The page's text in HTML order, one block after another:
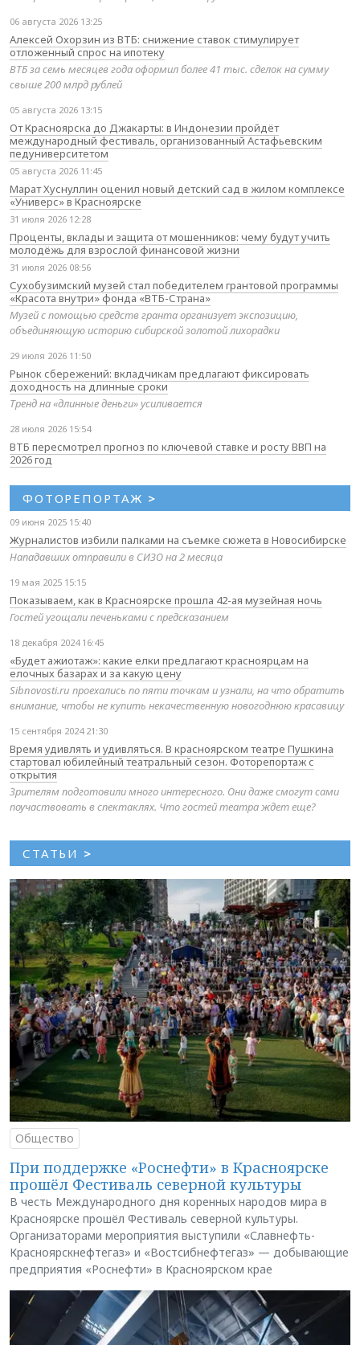
06 августа 2026 13:25
Алексей Охорзин из ВТБ: снижение ставок стимулирует
отложенный спрос на ипотеку
ВТБ за семь месяцев года оформил более 41 тыс. сделок на сумму
свыше 200 млрд рублей
05 августа 2026 13:15
От Красноярска до Джакарты: в Индонезии пройдёт
международный фестиваль, организованный Астафьевским
педуниверситетом
05 августа 2026 11:45
Марат Хуснуллин оценил новый детский сад в жилом комплексе
«Универс» в Красноярске
31 июля 2026 12:28
Проценты, вклады и защита от мошенников: чему будут учить
молодёжь для взрослой финансовой жизни
31 июля 2026 08:56
Сухобузимский музей стал победителем грантовой программы
«Красота внутри» фонда «ВТБ-Страна»
Музей с помощью средств гранта организует экспозицию,
объединяющую историю сибирской золотой лихорадки
29 июля 2026 11:50
Рынок сбережений: вкладчикам предлагают фиксировать
доходность на длинные сроки
Тренд на «длинные деньги» усиливается
28 июля 2026 15:54
ВТБ пересмотрел прогноз по ключевой ставке и росту ВВП на
2026 год
ФОТОРЕПОРТАЖ >
09 июня 2025 15:40
Журналистов избили палками на съемке сюжета в Новосибирске
Нападавших отправили в СИЗО на 2 месяца
19 мая 2025 15:15
Показываем, как в Красноярске прошла 42-ая музейная ночь
Гостей угощали печеньками с предсказанием
18 декабря 2024 16:45
«Будет ажиотаж»: какие елки предлагают красноярцам на
елочных базарах и за какую цену
Sibnovosti.ru проехались по пяти точкам и узнали, на что обратить
внимание, чтобы не купить некачественную новогоднюю красавицу
15 сентября 2024 21:30
Время удивлять и удивляться. В красноярском театре Пушкина
стартовал юбилейный театральный сезон. Фоторепортаж с
открытия
Зрителям подготовили много интересного. Они даже смогут сами
поучаствовать в спектаклях. Что гостей театра ждет еще?
СТАТЬИ >
Общество
При поддержке «Роснефти» в Красноярске
прошёл Фестиваль северной культуры
В честь Международного дня коренных народов мира в
Красноярске прошёл Фестиваль северной культуры.
Организаторами мероприятия выступили «Славнефть-
Красноярскнефтегаз» и «Востсибнефтегаз» — добывающие
предприятия «Роснефти» в Красноярском крае